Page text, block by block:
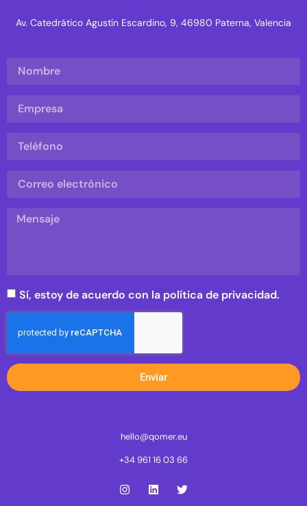
Av. Catedrático Agustín Escardino, 9, 46980 Paterna, Valencia
Sí, estoy de acuerdo con la política de privacidad.
Enviar
hello@qomer.eu
+34 961 16 03 66